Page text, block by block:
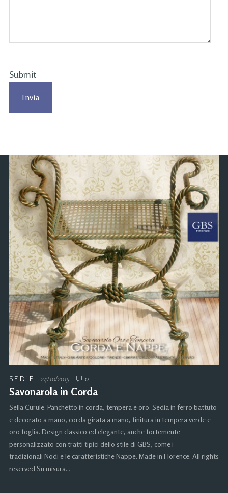
Submit
SEDIE 24/10/2015 0
Savonarola in Corda
Sella Curule. Panchetto in corda, tempera e oro. Sedia in ferro battuto
e decorato a mano, corda girata a mano, finitura in tempera verde e
oro foglia. Design classico ed elegante, anche fortemente
personalizzato con tratti tipici dello stile di GBS, come i
tradizionali Nodi e le caratteristiche Nappe. Made in Florence. All rights
reserved Su misura…